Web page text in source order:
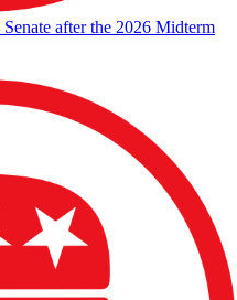
after the 2026 Midterm